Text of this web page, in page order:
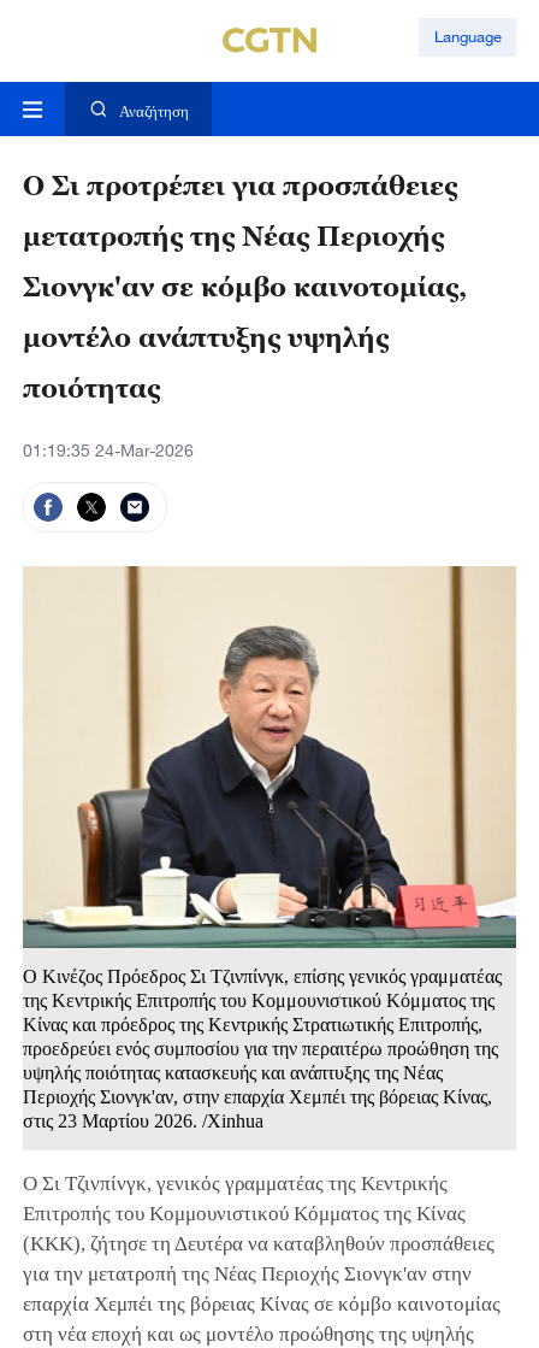
Language
Αναζήτηση
Ο Σι προτρέπει για προσπάθειες
μετατροπής της Νέας Περιοχής
Σιονγκ'αν σε κόμβο καινοτομίας,
μοντέλο ανάπτυξης υψηλής
ποιότητας
01:19:35 24-Mar-2026
Ο Κινέζος Πρόεδρος Σι Τζινπίνγκ, επίσης γενικός γραμματέας
της Κεντρικής Επιτροπής του Κομμουνιστικού Κόμματος της
Κίνας και πρόεδρος της Κεντρικής Στρατιωτικής Επιτροπής,
προεδρεύει ενός συμποσίου για την περαιτέρω προώθηση της
υψηλής ποιότητας κατασκευής και ανάπτυξης της Νέας
Περιοχής Σιονγκ'αν, στην επαρχία Χεμπέι της βόρειας Κίνας,
στις 23 Μαρτίου 2026. /Xinhua
Ο Σι Τζινπίνγκ, γενικός γραμματέας της Κεντρικής
Επιτροπής του Κομμουνιστικού Κόμματος της Κίνας
(ΚΚΚ), ζήτησε τη Δευτέρα να καταβληθούν προσπάθειες
για την μετατροπή της Νέας Περιοχής Σιονγκ'αν στην
επαρχία Χεμπέι της βόρειας Κίνας σε κόμβο καινοτομίας
στη νέα εποχή και ως μοντέλο προώθησης της υψηλής